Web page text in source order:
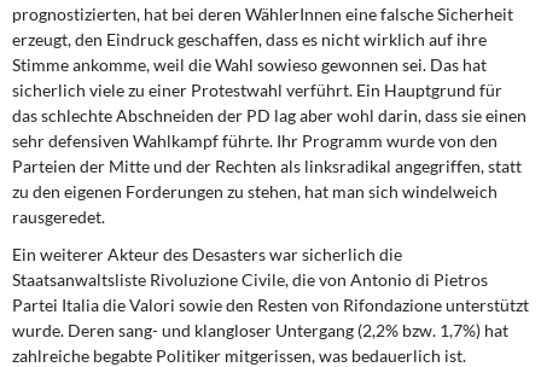
prognostizierten, hat bei deren WählerInnen eine falsche Sicherheit
erzeugt, den Eindruck geschaffen, dass es nicht wirklich auf ihre
Stimme ankomme, weil die Wahl sowieso gewonnen sei. Das hat
sicherlich viele zu einer Protestwahl verführt. Ein Hauptgrund für
das schlechte Abschneiden der PD lag aber wohl darin, dass sie einen
sehr defensiven Wahlkampf führte. Ihr Programm wurde von den
Parteien der Mitte und der Rechten als linksradikal angegriffen, statt
zu den eigenen Forderungen zu stehen, hat man sich windelweich
rausgeredet.
Ein weiterer Akteur des Desasterswar sicherlich die
Staatsanwaltsliste Rivoluzione Civile, die von Antonio di Pietros
Partei Italia die Valori sowie den Resten von Rifondazione unterstützt
wurde. Deren sang- und klangloser Untergang (2,2% bzw. 1,7%) hat
zahlreiche begabte Politiker mitgerissen, was bedauerlich ist.